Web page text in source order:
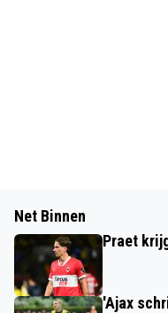
Net Binnen
Praet
'Ajax